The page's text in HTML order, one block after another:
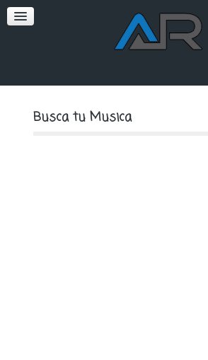
SOFT
Busca tu Musica